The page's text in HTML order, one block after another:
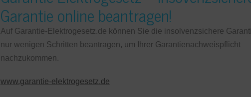
Garantie online beantragen!
Auf Garantie-Elektrogesetz.de können Sie die insolvenzsichere
nur wenigen Schritten beantragen, um Ihrer Garantienachweispflicht
nachzukommen.
www.garantie-elektrogesetz.de